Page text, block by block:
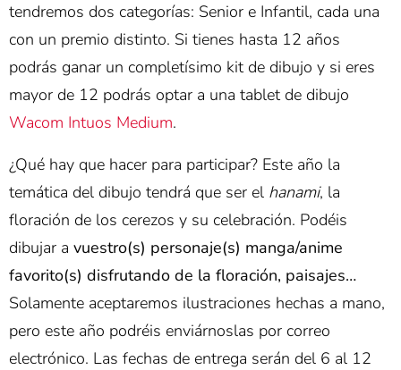
tendremos dos categorías: Senior e Infantil, cada una
con un premio distinto. Si tienes hasta 12 años
podrás ganar un completísimo kit de dibujo y si eres
mayor de 12 podrás optar a una tablet de dibujo
Wacom Intuos Medium.
¿Qué hay que hacer para participar? Este año la
temática del dibujo tendrá que ser el hanami, la
floración de los cerezos y su celebración. Podéis
dibujar a vuestro(s) personaje(s) manga/anime
favorito(s) disfrutando de la floración, paisajes…
Solamente aceptaremos ilustraciones hechas a mano,
pero este año podréis enviárnoslas por correo
electrónico. Las fechas de entrega serán del 6 al 12